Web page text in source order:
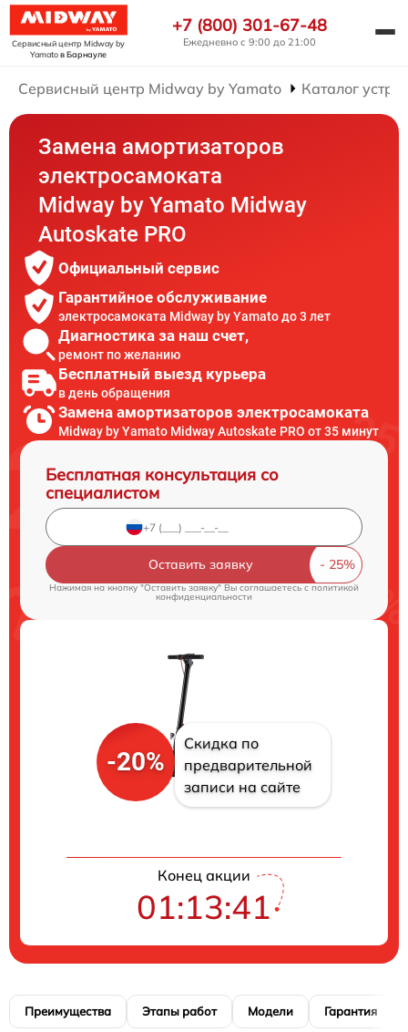
Сервисный центр Midway by
Yamatoв Барнауле
+7 (800) 301-67-48
Ежедневно с 9:00 до 21:00
Сервисный центр Midway by Yamato Каталог
Замена амортизаторов
электросамоката
Midway by Yamato Midway
Autoskate PRO
Официальный сервис
Гарантийное обслуживание
электросамоката Midway by Yamato до 3 лет
Диагностика за наш счет,
ремонт по желанию
Бесплатный выезд курьера
в день обращения
Замена амортизаторов электросамоката
Midway by Yamato Midway Autoskate PRO от 35 минут
Бесплатная консультация со
специалистом
Оставить заявку
Нажимая на кнопку "Оставить заявку" Вы соглашаетесь c политикой
конфиденциальности
-20%
Скидка по
предварительной
записи на сайте
Конец акции
01:13:40
Преимущества Этапы работ Модели Гарантия